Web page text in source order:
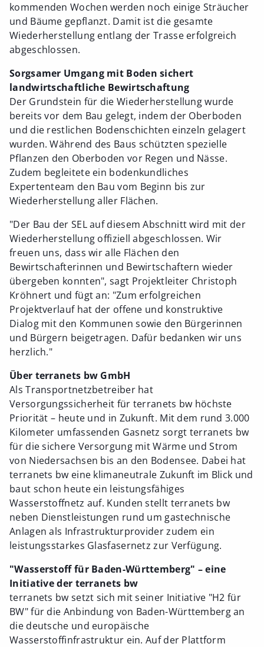
kommenden Wochen werden noch einige Sträucher
und Bäume gepflanzt. Damit ist die gesamte
Wiederherstellung entlang der Trasse erfolgreich
abgeschlossen.
Sorgsamer Umgang mit Boden sichert
landwirtschaftliche Bewirtschaftung
Der Grundstein für die Wiederherstellung wurde
bereits vor dem Bau gelegt, indem der Oberboden
und die restlichen Bodenschichten einzeln gelagert
wurden. Während des Baus schützten spezielle
Pflanzen den Oberboden vor Regen und Nässe.
Zudem begleitete ein bodenkundliches
Expertenteam den Bau vom Beginn bis zur
Wiederherstellung aller Flächen.
"Der Bau der SEL auf diesem Abschnitt wird mit der
Wiederherstellung offiziell abgeschlossen. Wir
freuen uns, dass wir alle Flächen den
Bewirtschafterinnen und Bewirtschaftern wieder
übergeben konnten", sagt Projektleiter Christoph
Kröhnert und fügt an: "Zum erfolgreichen
Projektverlauf hat der offene und konstruktive
Dialog mit den Kommunen sowie den Bürgerinnen
und Bürgern beigetragen. Dafür bedanken wir uns
herzlich."
Über terranets bw GmbH
Als Transportnetzbetreiber hat
Versorgungssicherheit für terranets bw höchste
Priorität – heute und in Zukunft. Mit dem rund 3.000
Kilometer umfassenden Gasnetz sorgt terranets bw
für die sichere Versorgung mit Wärme und Strom
von Niedersachsen bis an den Bodensee. Dabei hat
terranets bw eine klimaneutrale Zukunft im Blick und
baut schon heute ein leistungsfähiges
Wasserstoffnetz auf. Kunden stellt terranets bw
neben Dienstleistungen rund um gastechnische
Anlagen als Infrastrukturprovider zudem ein
leistungsstarkes Glasfasernetz zur Verfügung.
"Wasserstoff für Baden-Württemberg" – eine
Initiative der terranets bw
terranets bw setzt sich mit seiner Initiative "H2 für
BW" für die Anbindung von Baden-Württemberg an
die deutsche und europäische
Wasserstoffinfrastruktur ein. Auf der Plattform